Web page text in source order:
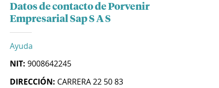
Datos de contacto de Porvenir
Empresarial Sap S A S
Ayuda
NIT: 9008642245
DIRECCIÓN: CARRERA 22 50 83